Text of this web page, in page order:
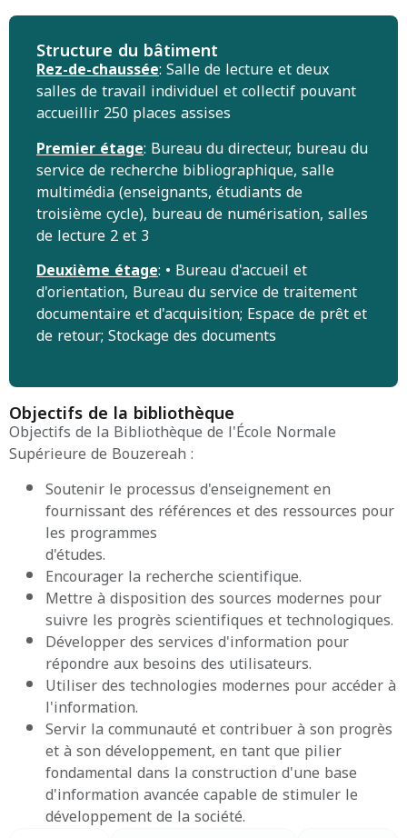
Structure du bâtiment
Rez-de-chaussée: Salle de lecture et deux
salles de travail individuel et collectif pouvant
accueillir 250 places assises
Premier étage: Bureau du directeur, bureau du
service de recherche bibliographique, salle
multimédia (enseignants, étudiants de
troisième cycle), bureau de numérisation, salles
de lecture 2 et 3
Deuxième étage: • Bureau d'accueil et
d'orientation, Bureau du service de traitement
documentaire et d'acquisition; Espace de prêt et
de retour; Stockage des documents
Objectifs de la bibliothèque
Objectifs de la Bibliothèque de l'École Normale
Supérieure de Bouzereah :
Soutenir le processus d'enseignement en
fournissant des références et des ressources pour
les programmes
d'études.
Encourager la recherche scientifique.
Mettre à disposition des sources modernes pour
suivre les progrès scientifiques et technologiques.
Développer des services d'information pour
répondre aux besoins des utilisateurs.
Utiliser des technologies modernes pour accéder à
l'information.
Servir la communauté et contribuer à son progrès
et à son développement, en tant que pilier
fondamental dans la construction d'une base
d'information avancée capable de stimuler le
développement de la société.